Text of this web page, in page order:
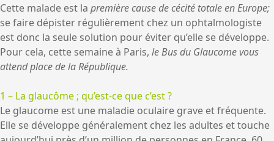
Cette malade est la première cause de cécité totale en Europe;
se faire dépister régulièrement chez un ophtalmologiste
est donc la seule solution pour éviter qu’elle se développe.
Pour cela, cette semaine à Paris, le Bus du Glaucome vous
attend place de la République.
1 – La glaucôme ; qu’est-ce que c’est ?
Le glaucome est une maladie oculaire grave et fréquente.
Elle se développe généralement chez les adultes et touche